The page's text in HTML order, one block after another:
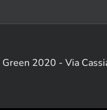
2020 - Via